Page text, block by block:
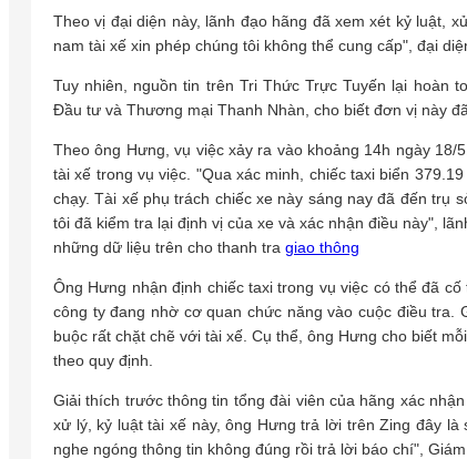
Theo vị đại diện này, lãnh đạo hãng đã xem xét kỷ luật,
nam tài xế xin phép chúng tôi không thể cung cấp", đại
Tuy nhiên, nguồn tin trên Tri Thức Trực Tuyến lại hoàn
Đầu tư và Thương mại Thanh Nhàn, cho biết đơn vị này
Theo ông Hưng, vụ việc xảy ra vào khoảng 14h ngày
tài xế trong vụ việc. "Qua xác minh, chiếc taxi biển
chạy. Tài xế phụ trách chiếc xe này sáng nay đã đến trụ
tôi đã kiểm tra lại định vị của xe và xác nhận điều này",
những dữ liệu trên cho thanh tra giao thông
Ông Hưng nhận định chiếc taxi trong vụ việc có thể đã
công ty đang nhờ cơ quan chức năng vào cuộc điều tra.
buộc rất chặt chẽ với tài xế. Cụ thể, ông Hưng cho biết
theo quy định.
Giải thích trước thông tin tổng đài viên của hãng xác
xử lý, kỷ luật tài xế này, ông Hưng trả lời trên Zing đây
nghe ngóng thông tin không đúng rồi trả lời báo chí",